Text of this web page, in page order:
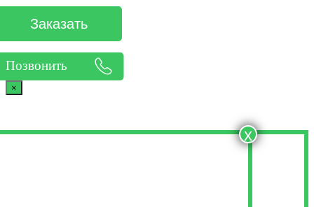
Позвонить
×
x